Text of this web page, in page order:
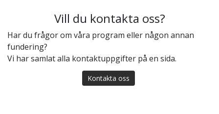
Vill du kontakta oss?
Har du frågor om våra program eller någon annan
fundering?
Vi har samlat alla kontaktuppgifter på en sida.
Kontakta oss